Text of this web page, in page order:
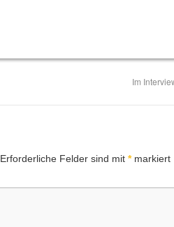
Im
Erforderliche Felder sind mit *markiert